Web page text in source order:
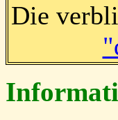
Die